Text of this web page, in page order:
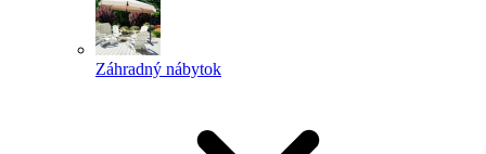
Záhradný nábytok